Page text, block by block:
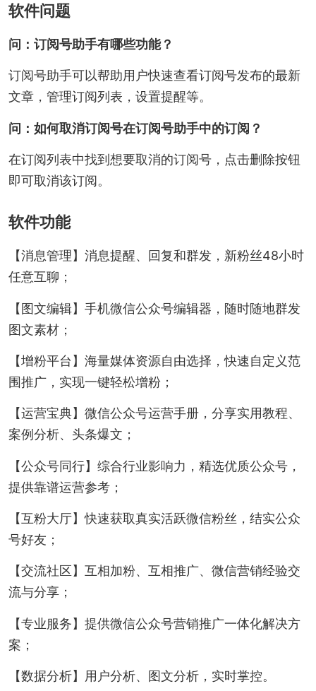
软件问题
问：订阅号助手有哪些功能？
订阅号助手可以帮助用户快速查看订阅号发布的最新
文章，管理订阅列表，设置提醒等。
问：如何取消订阅号在订阅号助手中的订阅？
在订阅列表中找到想要取消的订阅号，点击删除按钮
即可取消该订阅。
软件功能
【消息管理】消息提醒、回复和群发，新粉丝48小时
任意互聊；
【图文编辑】手机微信公众号编辑器，随时随地群发
图文素材；
【增粉平台】海量媒体资源自由选择，快速自定义范
围推广，实现一键轻松增粉；
【运营宝典】微信公众号运营手册，分享实用教程、
案例分析、头条爆文；
【公众号同行】综合行业影响力，精选优质公众号，
提供靠谱运营参考；
【互粉大厅】快速获取真实活跃微信粉丝，结实公众
号好友；
【交流社区】互相加粉、互相推广、微信营销经验交
流与分享；
【专业服务】提供微信公众号营销推广一体化解决方
案；
【数据分析】用户分析、图文分析，实时掌控。